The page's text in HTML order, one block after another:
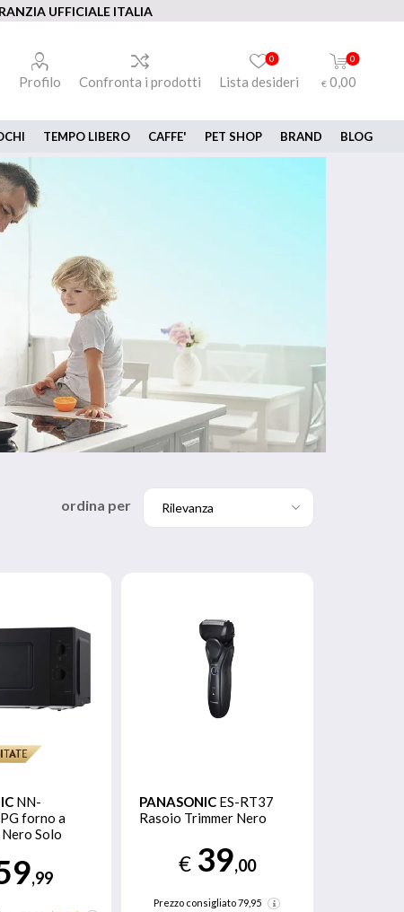
UFFICIALE ITALIA
Profilo Confronta i prodotti Lista desideri
0 0
€ 0,00
TEMPO LIBERO CAFFE' PET SHOP BRAND BLOG
ordina per
NN-
forno a
Solo
W
,99
PANASONIC ES-RT37
Rasoio Trimmer Nero
€ 39,00
Prezzo consigliato79,95